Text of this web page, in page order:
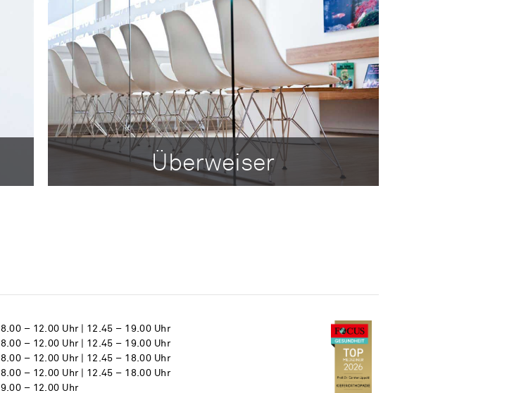
Überweiser
8.00 – 12.00 Uhr | 12.45 – 19.00 Uhr
8.00 – 12.00 Uhr | 12.45 – 19.00 Uhr
8.00 – 12.00 Uhr | 12.45 – 18.00 Uhr
8.00 – 12.00 Uhr | 12.45 – 18.00 Uhr
9.00 – 12.00 Uhr